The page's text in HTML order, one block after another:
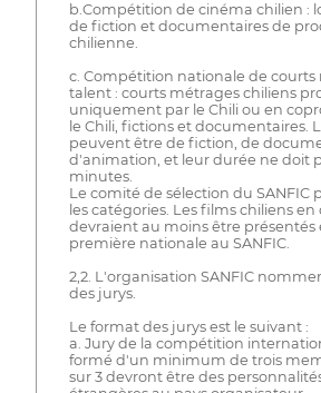
b.Compétition de cinéma chilien :
de fiction et documentaires de
chilienne.
c. Compétition nationale de courts
talent : courts métrages chiliens
uniquement par le Chili ou en
le Chili, fictions et documentaires.
peuvent être de fiction, de
d'animation, et leur durée ne doit
minutes.
Le comité de sélection du SANFIC
les catégories. Les films chiliens
devraient au moins être présentés
première nationale au SANFIC.
2,2. L'organisation SANFIC
des jurys.
Le format des jurys est le suivant :
a. Jury de la compétition
formé d'un minimum de trois
sur 3 devront être des